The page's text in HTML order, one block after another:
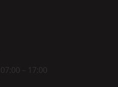
07:00 – 17:00